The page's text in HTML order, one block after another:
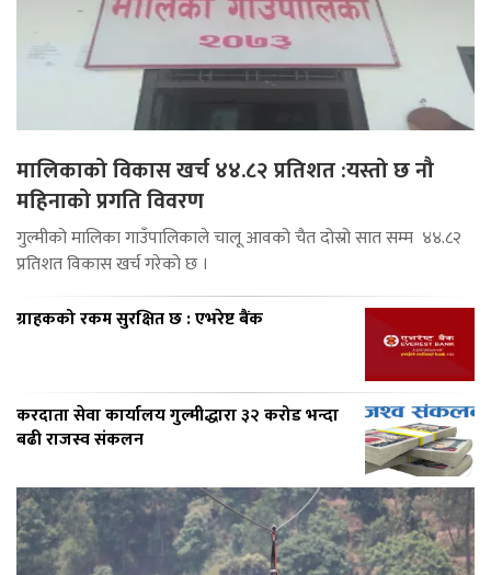
मालिकाको विकास खर्च ४४.८२ प्रतिशत :यस्तो छ नौ
महिनाको प्रगति विवरण
गुल्मीको मालिका गाउँपालिकाले चालू आवको चैत दोस्रो सात सम्म ४४.८२
प्रतिशत विकास खर्च गरेको छ ।
ग्राहकको रकम सुरक्षित छ : एभरेष्ट बैंक
करदाता सेवा कार्यालय गुल्मीद्धारा ३२ करोड भन्दा
बढी राजस्व संकलन